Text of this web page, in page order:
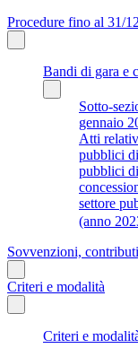
Procedure fino al 31/
Bandi di gara e
Sotto-
gennaio
Atti
pubblici
pubblici
settore
(anno
Sovvenzioni,
Criteri e modalità
Criteri e